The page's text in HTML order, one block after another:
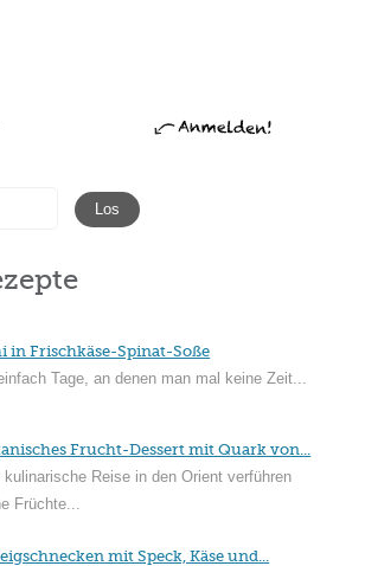
in Frischkäse-Spinat-Soße
Tage, an denen man mal keine Zeit...
Frucht-Dessert mit Quark von...
kulinarische Reise in den Orient verführen
Früchte...
mit Speck, Käse und...